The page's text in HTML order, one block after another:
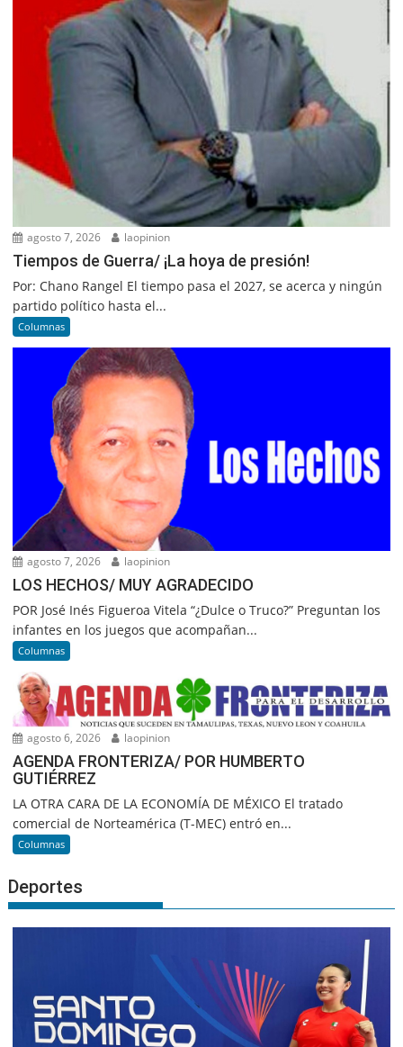
agosto 7, 2026 laopinion
Tiempos de Guerra/ ¡La hoya de presión!
Por: Chano Rangel El tiempo pasa el 2027, se acerca y ningún
partido político hasta el...
Columnas
agosto 7, 2026 laopinion
LOS HECHOS/ MUY AGRADECIDO
POR José Inés Figueroa Vitela “¿Dulce o Truco?” Preguntan los
infantes en los juegos que acompañan...
Columnas
agosto 6, 2026 laopinion
AGENDA FRONTERIZA/ POR HUMBERTO
GUTIÉRREZ
LA OTRA CARA DE LA ECONOMÍA DE MÉXICO El tratado
comercial de Norteamérica (T-MEC) entró en...
Columnas
Deportes